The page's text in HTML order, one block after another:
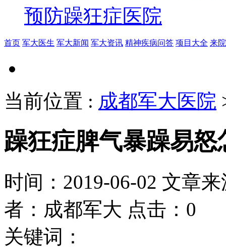
预防躁狂症医院
首页 军大医生 军大新闻 军大资讯 精神疾病问答 项目大全 来
当前位置 : 成都军大医院
躁狂症脾气暴躁易怒
时间：2019-06-02 文章
者：成都军大 点击：0
关键词：